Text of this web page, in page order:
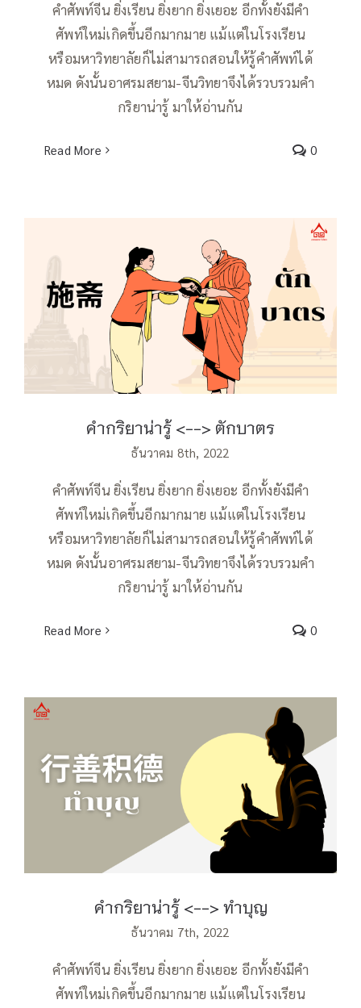
คำศัพท์จีน ยิ่งเรียน ยิ่งยาก ยิ่งเยอะ อีกทั้งยังมีคำ
ศัพท์ใหม่เกิดขึ้นอีกมากมาย แม้แต่ในโรงเรียน
หรือมหาวิทยาลัยก็ไม่สามารถสอนให้รู้คำศัพท์ได้
หมด ดังนั้นอาศรมสยาม-จีนวิทยาจึงได้รวบรวมคำ
กริยาน่ารู้ มาให้อ่านกัน
Read More 0
คำกริยาน่ารู้ ตักบาตร
คำกริยาน่ารู้ <--> ตักบาตร
ธันวาคม 8th, 2022
คำศัพท์จีน ยิ่งเรียน ยิ่งยาก ยิ่งเยอะ อีกทั้งยังมีคำ
ศัพท์ใหม่เกิดขึ้นอีกมากมาย แม้แต่ในโรงเรียน
หรือมหาวิทยาลัยก็ไม่สามารถสอนให้รู้คำศัพท์ได้
หมด ดังนั้นอาศรมสยาม-จีนวิทยาจึงได้รวบรวมคำ
กริยาน่ารู้ มาให้อ่านกัน
Read More 0
คำกริยาน่ารู้ ทำบุญ
คำกริยาน่ารู้ <--> ทำบุญ
ธันวาคม 7th, 2022
คำศัพท์จีน ยิ่งเรียน ยิ่งยาก ยิ่งเยอะ อีกทั้งยังมีคำ
ศัพท์ใหม่เกิดขึ้นอีกมากมาย แม้แต่ในโรงเรียน